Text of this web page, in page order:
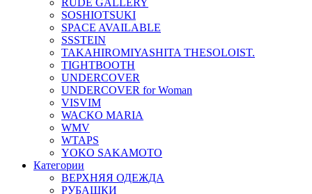
RUDE GALLERY
SOSHIOTSUKI
SPACE AVAILABLE
SSSTEIN
TAKAHIROMIYASHITA THESOLOIST.
TIGHTBOOTH
UNDERCOVER
UNDERCOVER for Woman
VISVIM
WACKO MARIA
WMV
WTAPS
YOKO SAKAMOTO
Категории
ВЕРХНЯЯ ОДЕЖДА
РУБАШКИ